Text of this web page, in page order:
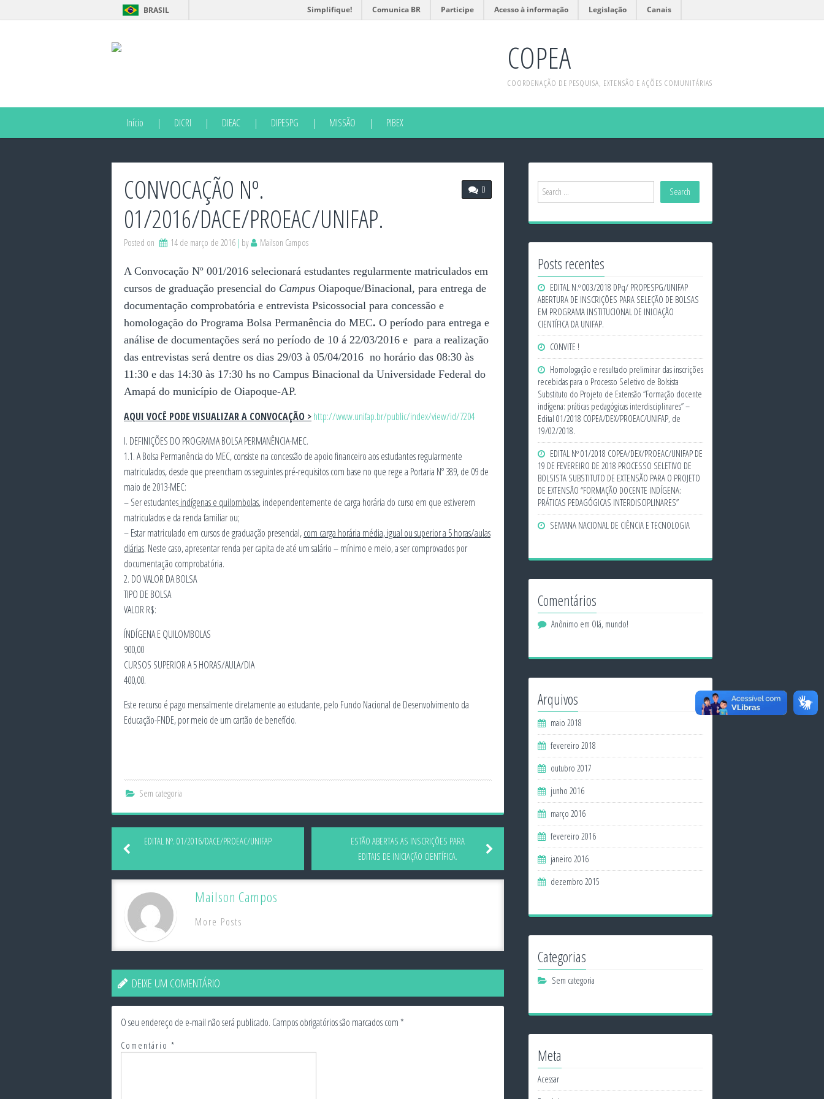
BRASIL Simplifique! Comunica BR Participe Acesso à informação Legislação Canais
COPEA
COORDENAÇÃO DE PESQUISA, EXTENSÃO E AÇÕES COMUNITÁRIAS
Início DICRI DIEAC DIPESPG MISSÃO PIBEX
0
CONVOCAÇÃO Nº.
01/2016/DACE/PROEAC/UNIFAP.
Posted on 14 de março de 2016 by Mailson Campos
A Convocação Nº 001/2016 selecionará estudantes regularmente matriculados em
cursos de graduação presencial do Campus Oiapoque/Binacional, para entrega de
documentação comprobatória e entrevista Psicossocial para concessão e
homologação do Programa Bolsa Permanência do MEC. O período para entrega e
análise de documentações será no período de 10 á 22/03/2016 e para a realização
das entrevistas será dentre os dias 29/03 à 05/04/2016 no horário das 08:30 às
11:30 e das 14:30 às 17:30 hs no Campus Binacional da Universidade Federal do
Amapá do município de Oiapoque-AP.
AQUI VOCÊ PODE VISUALIZAR A CONVOCAÇÃO >http://www.unifap.br/public/index/view/id/7204
I. DEFINIÇÕES DO PROGRAMA BOLSA PERMANÊNCIA-MEC.
1.1. A Bolsa Permanência do MEC, consiste na concessão de apoio financeiro aos estudantes regularmente
matriculados, desde que preencham os seguintes pré-requisitos com base no que rege a Portaria Nº 389, de 09 de
maio de 2013-MEC:
– Ser estudantesindígenas e quilombolas, independentemente de carga horária do curso em que estiverem
matriculados e da renda familiar ou;
– Estar matriculado em cursos de graduação presencial,com carga horária média, igual ou superior a 5 horas/aulas
diárias. Neste caso, apresentar renda per capita de até um salário – mínimo e meio, a ser comprovados por
documentação comprobatória.
2. DO VALOR DA BOLSA
TIPO DE BOLSA
VALOR R$:
ÍNDÍGENA E QUILOMBOLAS
900,00
CURSOS SUPERIOR A 5 HORAS/AULA/DIA
400,00.
Este recurso é pago mensalmente diretamente ao estudante, pelo Fundo Nacional de Desenvolvimento da
Educação-FNDE, por meio de um cartão de benefício.
Sem categoria
EDITAL Nº. 01/2016/DACE/PROEAC/UNIFAP
ESTÃO ABERTAS AS INSCRIÇÕES PARA
EDITAIS DE INICIAÇÃO CIENTÍFICA.
Mailson Campos
More Posts
DEIXE UM COMENTÁRIO
O seu endereço de e-mail não será publicado. Campos obrigatórios são marcados com *
Comentário *
Posts recentes
EDITAL N.º 003/2018 DPq/ PROPESPG/UNIFAP
ABERTURA DE INSCRIÇÕES PARA SELEÇÃO DE BOLSAS
EM PROGRAMA INSTITUCIONAL DE INICIAÇÃO
CIENTÍFICA DA UNIFAP.
CONVITE !
Homologação e resultado preliminar das inscrições
recebidas para o Processo Seletivo de Bolsista
Substituto do Projeto de Extensão “Formação docente
indígena: práticas pedagógicas interdisciplinares” –
Edital 01/2018 COPEA/DEX/PROEAC/UNIFAP, de
19/02/2018.
EDITAL Nº 01/2018 COPEA/DEX/PROEAC/UNIFAP DE
19 DE FEVEREIRO DE 2018 PROCESSO SELETIVO DE
BOLSISTA SUBSTITUTO DE EXTENSÃO PARA O PROJETO
DE EXTENSÃO “FORMAÇÃO DOCENTE INDÍGENA:
PRÁTICAS PEDAGÓGICAS INTERDISCIPLINARES”
SEMANA NACIONAL DE CIÊNCIA E TECNOLOGIA
Comentários
Anônimo em Olá, mundo!
Arquivos
maio 2018
fevereiro 2018
outubro 2017
junho 2016
março 2016
fevereiro 2016
janeiro 2016
dezembro 2015
Categorias
Sem categoria
Meta
Acessar